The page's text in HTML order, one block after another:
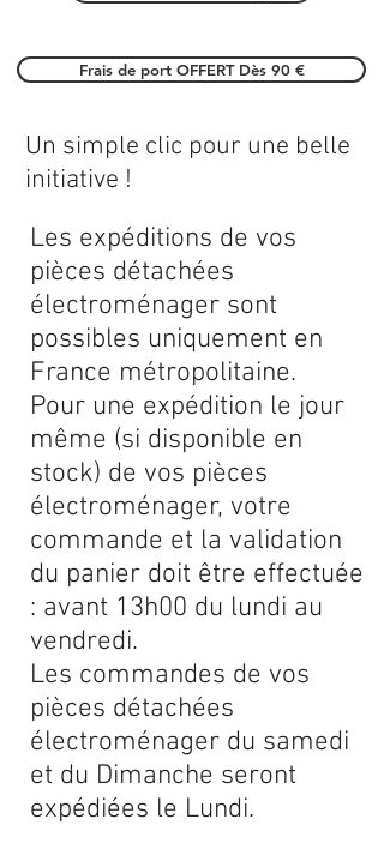
Frais de port OFFERT Dès 90 €
Les expéditions de vos
pièces détachées
électroménager sont
possibles uniquement en
France métropolitaine.
Pour une expédition le jour
même (si disponible en
stock) de vos pièces
électroménager, votre
commande et la validation
du panier doit être effectuée
: avant 13h00 du lundi au
vendredi.
Les commandes de vos
pièces détachées
électroménager du samedi
et du Dimanche seront
expédiées le Lundi.
Un simple clic pour une belle
initiative !